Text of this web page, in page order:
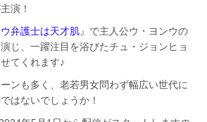
演！
弁護士は天才肌』で主人公ウ・ヨンウの
じ、一躍注目を浴びたチュ・ジョンヒョ
てくれます♪
ンも多く、老若男女問わず幅広い世代に
はないでしょうか！